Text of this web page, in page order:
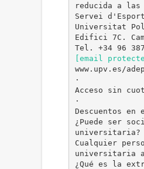
reducida a las
Servei
Universitat
Edifici 7C.
[email
www.upv.es/adep
·
Acceso sin
·
Descuentos en
¿Puede ser
universitaria?
Cualquier
universitaria
¿Qué es la